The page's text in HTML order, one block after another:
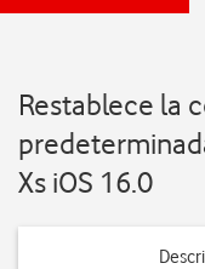
Restablece la
Xs iOS 16.0